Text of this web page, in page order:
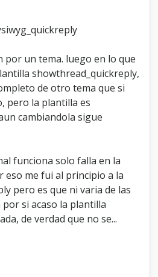
por un tema. luego en lo que
showthread_quickreply,
de otro tema que si
pero la plantilla es
cambiandola sigue
funciona solo falla en la
eso me fui al principio a la
pero es que ni varia de las
si acaso la plantilla
de verdad que no se...